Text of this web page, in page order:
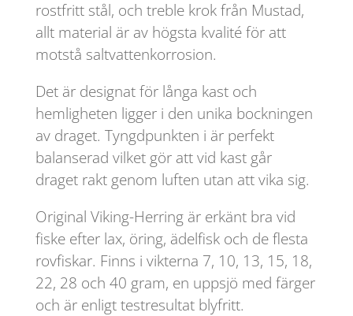
rostfritt stål, och treble krok från Mustad,
allt material är av högsta kvalité för att
motstå saltvattenkorrosion.
Det är designat för långa kast och
hemligheten ligger i den unika bockningen
av draget. Tyngdpunkten i är perfekt
balanserad vilket gör att vid kast går
draget rakt genom luften utan att vika sig.
Original Viking-Herring är erkänt bra vid
fiske efter lax, öring, ädelfisk och de flesta
rovfiskar. Finns i vikterna 7, 10, 13, 15, 18,
22, 28 och 40 gram, en uppsjö med färger
och är enligt testresultat blyfritt.